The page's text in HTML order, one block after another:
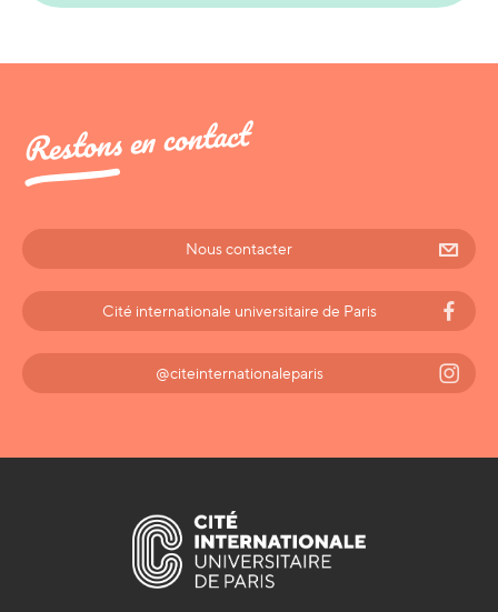
Restons en contact
Nous contacter
Cité internationale universitaire de Paris
@citeinternationaleparis